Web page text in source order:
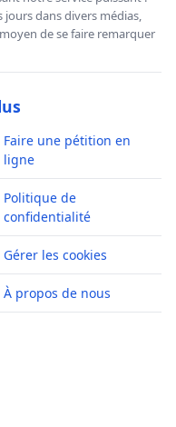
dans divers médias,
de se faire remarquer
Faire une pétition en
ligne
Politique de
confidentialité
Gérer les cookies
À propos de nous